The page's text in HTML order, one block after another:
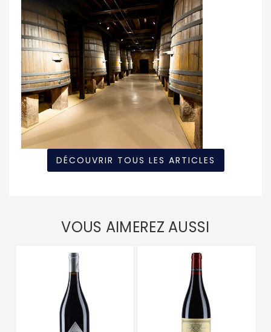
DÉCOUVRIR TOUS LES ARTICLES
VOUS AIMEREZ AUSSI